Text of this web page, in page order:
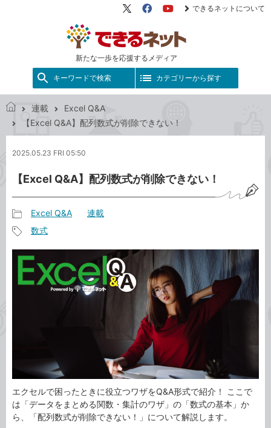
新たな一歩を応援するメディア
X（旧
FacebookYouTube
できるネットについて
キーワードで検索 カテゴリーから探す
ネ
ト
連載
Excel Q&A
【Excel Q&A】配列数式が削除できない！
2025.05.23 FRI 05:50
【Excel Q&A】配列数式が削除できない！
事
カ
テ
ゴ
Excel Q&A 連載
事
タ
グ
数式
エクセルで困ったときに役立つワザをQ&A形式で紹介！ ここで
は「データをまとめる関数・集計のワザ」の「数式の基本」か
ら、「配列数式が削除できない！」について解説します。